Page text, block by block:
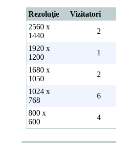
Rezoluţie Vizitatori
2560 x
1440
2
1920 x
1200
1
1680 x
1050
2
1024 x
768
6
800 x
600
4